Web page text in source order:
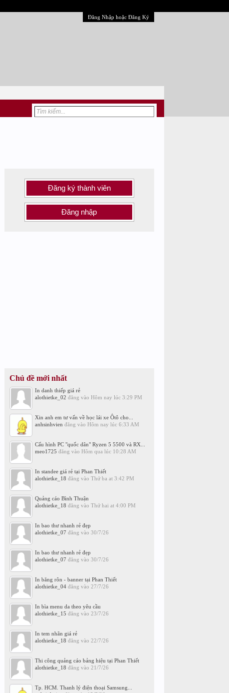
Đăng Nhập hoặc Đăng Ký
Đăng ký thành viên
Đăng nhập
Chủ đề mới nhất
In danh thiếp giá rẻ
alothietke_02 đăng vào Hôm nay lúc 3:29 PM
Xin anh em tư vấn về học lái xe Ôtô cho...
anhsinhvien đăng vào Hôm nay lúc 6:33 AM
Cấu hình PC "quốc dân" Ryzen 5 5500 và RX...
meo1725 đăng vào Hôm qua lúc 10:28 AM
In standee giá rẻ tại Phan Thiết
alothietke_18 đăng vào Thứ ba at 3:42 PM
Quảng cáo Bình Thuận
alothietke_18 đăng vào Thứ hai at 4:00 PM
In bao thư nhanh rẻ đẹp
alothietke_07 đăng vào 30/7/26
In bao thư nhanh rẻ đẹp
alothietke_07 đăng vào 30/7/26
In băng rôn - banner tại Phan Thiết
alothietke_04đăng vào 27/7/26
In bìa menu da theo yêu cầu
alothietke_15 đăng vào 23/7/26
In tem nhãn giá rẻ
alothietke_18 đăng vào 22/7/26
Thi công quảng cáo bảng hiệu tại Phan Thiết
alothietke_18 đăng vào 21/7/26
Tp. HCM. Thanh lý điện thoại Samsung...